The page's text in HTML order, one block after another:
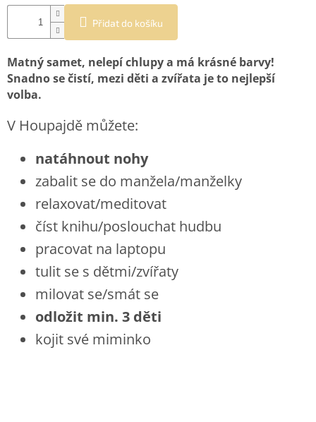
Přidat do košíku
Matný samet, nelepí chlupy a má krásné barvy!
Snadno se čistí, mezi děti a zvířata je to nejlepší
volba.
V Houpajdě můžete:
natáhnout nohy
zabalit se do manžela/manželky
relaxovat/meditovat
číst knihu/poslouchat hudbu
pracovat na laptopu
tulit se s dětmi/zvířaty
milovat se/smát se
odložit min. 3 děti
kojit své miminko